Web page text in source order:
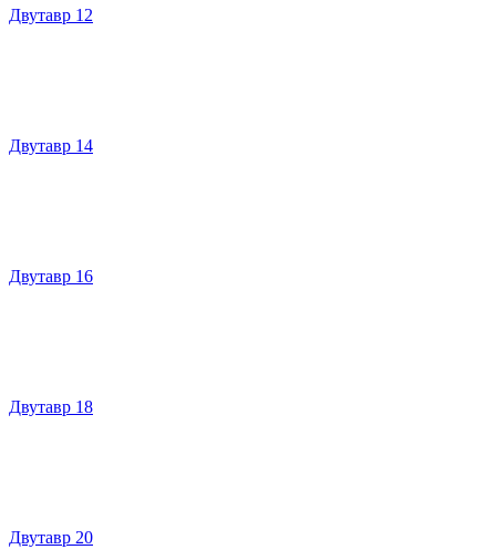
Двутавр 12
Двутавр 14
Двутавр 16
Двутавр 18
Двутавр 20